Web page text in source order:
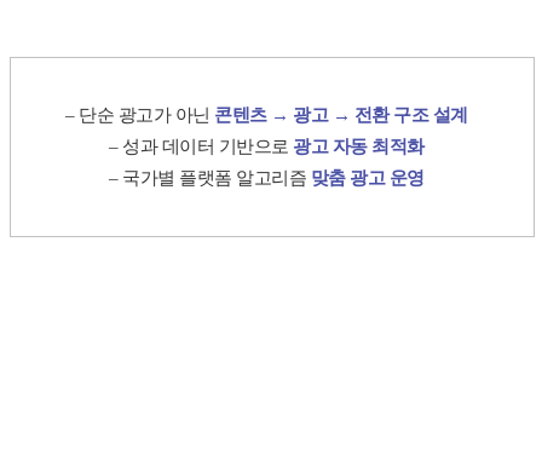
– 단순 광고가 아닌 콘텐츠 → 광고 → 전환 구조 설계
– 성과 데이터 기반으로 광고 자동 최적화
– 국가별 플랫폼 알고리즘 맞춤 광고 운영